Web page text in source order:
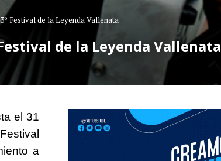
Festival de la Leyenda Vallenata
de la Leyenda Vallenata
el 31
a